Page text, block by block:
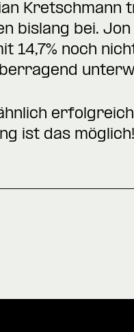
bislang bei.
14,7% noch
ist das